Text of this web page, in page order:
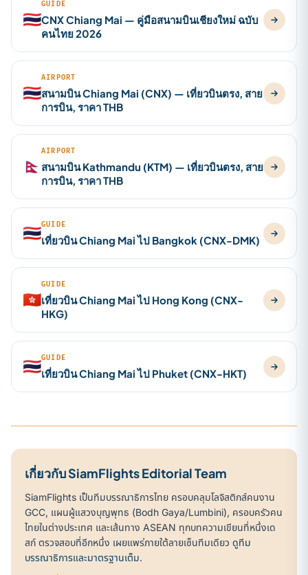
🇹🇭
GUIDE
CNX Chiang Mai — คู่มือสนามบินเชียงใหม่ ฉบับ
คนไทย 2026
🇹🇭
AIRPORT
สนามบิน Chiang Mai (CNX) — เที่ยวบินตรง, สาย
การบิน, ราคา THB
🇳🇵
AIRPORT
สนามบิน Kathmandu (KTM) — เที่ยวบินตรง, สาย
การบิน, ราคา THB
🇹🇭GUIDE
เที่ยวบิน Chiang Mai ไป Bangkok (CNX-DMK)
🇭🇰
GUIDE
เที่ยวบิน Chiang Mai ไป Hong Kong (CNX-
HKG)
🇹🇭GUIDE
เที่ยวบิน Chiang Mai ไป Phuket (CNX-HKT)
เกี่ยวกับ SiamFlights Editorial Team
SiamFlights เป็นทีมบรรณาธิการไทย ครอบคลุมโลจิสติกส์คนงาน
GCC, แผนผู้แสวงบุญพุทธ (Bodh Gaya/Lumbini), ครอบครัวคน
ไทยในต่างประเทศ และเส้นทาง ASEAN ทุกบทความเขียนที่หนึ่งเด
สก์ ตรวจสอบที่อีกหนึ่ง เผยแพร่ภายใต้ลายเซ็นทีมเดียว ดูทีม
บรรณาธิการและมาตรฐานเต็ม.